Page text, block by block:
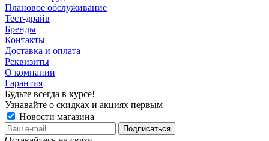
Плановое обслуживание
Тест-драйв
Бренды
Контакты
Доставка и оплата
Реквизиты
О компании
Гарантия
Будьте всегда в курсе!
Узнавайте о скидках и акциях первым
Новости магазина